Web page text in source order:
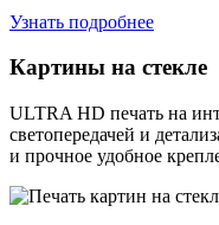
Узнать подробнее
Картины на стекле
ULTRA HD печать на
светопередачей и
и прочное удобное